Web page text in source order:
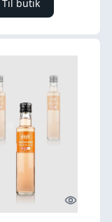
Til butik
Quick